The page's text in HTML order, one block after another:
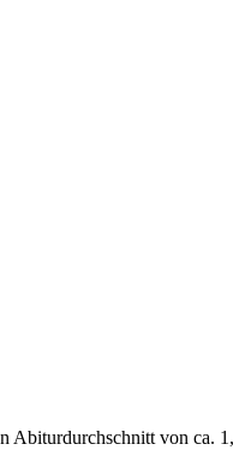
Abiturdurchschnitt von ca.